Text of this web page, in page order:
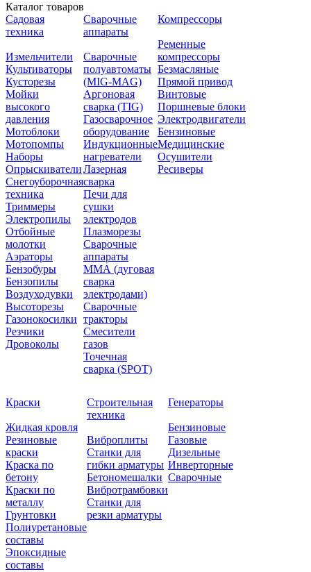
Каталог товаров
Садовая
техника
Измельчители
Культиваторы
Кусторезы
Мойки
высокого
давления
Мотоблоки
Мотопомпы
Наборы
Опрыскиватели
Снегоуборочная
техника
Триммеры
Электропилы
Отбойные
молотки
Аэраторы
Бензобуры
Бензопилы
Воздуходувки
Высоторезы
Газонокосилки
Резчики
Дровоколы
Сварочные
аппараты
Сварочные
полуавтоматы
(MIG-MAG)
Аргоновая
сварка (TIG)
Газосварочное
оборудование
Индукционные
нагреватели
Лазерная
сварка
Печи для
сушки
электродов
Плазморезы
Сварочные
аппараты
ММА (дуговая
сварка
электродами)
Сварочные
тракторы
Смесители
газов
Точечная
сварка (SPOT)
Компрессоры
Ременные
компрессоры
Безмасляные
Прямой привод
Винтовые
Поршневые блоки
Электродвигатели
Бензиновые
Медицинские
Осушители
Ресиверы
Краски
Жидкая кровля
Резиновые
краски
Краска по
бетону
Краски по
металлу
Грунтовки
Полиуретановые
составы
Эпоксидные
составы
Строительная
техника
Виброплиты
Станки для
гибки арматуры
Бетономешалки
Вибротрамбовки
Станки для
резки арматуры
Генераторы
Бензиновые
Газовые
Дизельные
Инверторные
Сварочные